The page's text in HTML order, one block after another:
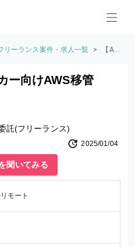
リーランス案件・求人一覧 >
【AW
ー向けAWS移管
託(フリーランス)
2025/01/04
聞いてみる
モート